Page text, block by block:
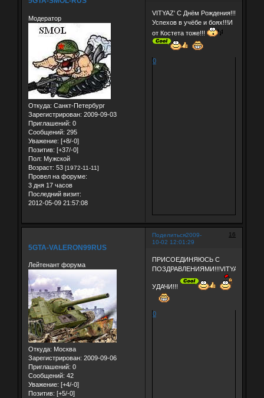
Модератор
Откуда: Санкт-Петербург
Зарегистрирован: 2009-09-03
Приглашений: 0
Сообщений: 295
Уважение: [+8/-0]
Позитив: [+37/-0]
Пол: Мужской
Возраст: 53 [1972-11-11]
Провел на форуме:
3 дня 17 часов
Последний визит:
2012-05-09 21:57:08
VITYAZ' C Днём Рождения!!!
Успехов в учёбе и боях!!!И
от Костета тоже!!!
0
Поделиться 16
2009-
10-02 12:01:29
5GTA-VALERON99RUS
Лейтенант форума
Откуда: Москва
Зарегистрирован: 2009-09-06
Приглашений: 0
Сообщений: 42
Уважение: [+4/-0]
Позитив: [+5/-0]
ПРИСОЕДИНЯЮСЬ С
ПОЗДРАВЛЕНИЯМИ!!!VITYAZ'-
УДАЧИ!!!
0